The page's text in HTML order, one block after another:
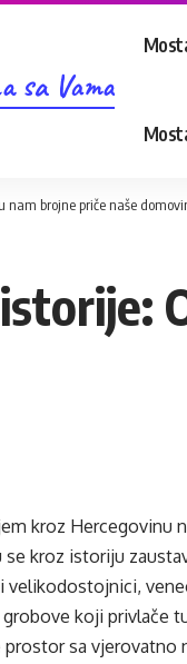
sa Vama
nam brojne priče naše
kroz Hercegovinu
se kroz istoriju
velikodostojnici,
koji privlače
prostor sa vjerovatno